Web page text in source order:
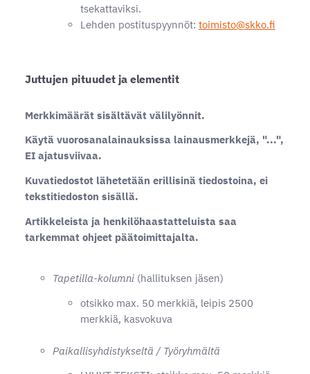
tsekattaviksi.
Lehden postituspyynnöt: toimisto@skko.fi
Juttujen pituudet ja elementit
Merkkimäärät sisältävät välilyönnit.
Käytä vuorosanalainauksissa lainausmerkkejä, "...",
EI ajatusviivaa.
Kuvatiedostot lähetetään erillisinä tiedostoina, ei
tekstitiedoston sisällä.
Artikkeleista ja henkilöhaastatteluista saa
tarkemmat ohjeet päätoimittajalta.
Tapetilla-kolumni (hallituksen jäsen)
otsikko max. 50 merkkiä, leipis 2500
merkkiä, kasvokuva
Paikallisyhdistykseltä / Työryhmältä